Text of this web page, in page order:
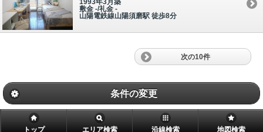
1993年3月築
敷金 -/礼金 -
山陽電鉄線山陽須磨駅 徒歩8分
次の10件
条件の変更
トップ エリア検索 沿線検索 地図検索